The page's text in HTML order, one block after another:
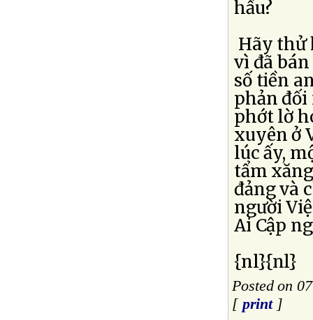
hấu?
Hãy thử
vì đã
số tiền
phản
phớt lờ
xuyên ở
lúc ấy,
tẩm
đảng và
người
Ai Cập
{nl}{nl}
Posted on
[ print]